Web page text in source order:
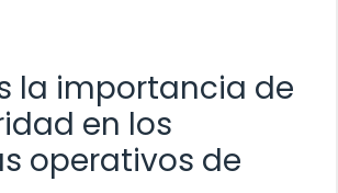
la importancia de
en los
operativos de